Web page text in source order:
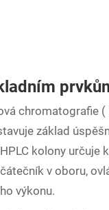
chromatografie (
základ
kolony určuje
v oboru,
výkonu.